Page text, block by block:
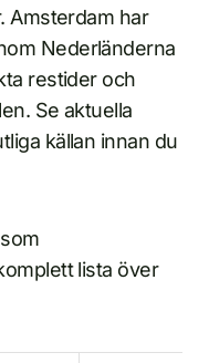
Amsterdam har
Nederländerna
restider och
Se aktuella
källan innan du
lista över